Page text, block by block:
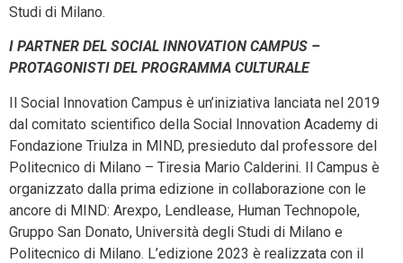
Studi di Milano.
I PARTNER DEL SOCIAL INNOVATION CAMPUS –
PROTAGONISTI DEL PROGRAMMA CULTURALE
Il Social Innovation Campus è un’iniziativa lanciata nel 2019
dal comitato scientifico della Social Innovation Academy di
Fondazione Triulza in MIND, presieduto dal professore del
Politecnico di Milano – Tiresia Mario Calderini. Il Campus è
organizzato dalla prima edizione in collaborazione con le
ancore di MIND: Arexpo, Lendlease, Human Technopole,
Gruppo San Donato, Università degli Studi di Milano e
Politecnico di Milano. L’edizione 2023 è realizzata con il